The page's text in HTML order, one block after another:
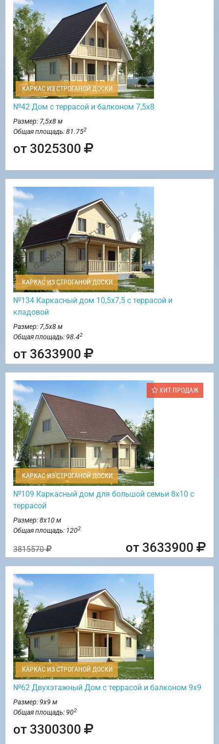
КАРКАС ИЗ СТРОГАНОЙ ДОСКИ
№42 Дом с террасой и балконом 7,5х8
Размер: 7,5х8 м
Общая площадь: 81.752
от 3025300
КАРКАС ИЗ СТРОГАНОЙ ДОСКИ
№134 Каркасный дом 10,5х7,5 с террасой и
кладовой
Размер: 7,5х8 м
Общая площадь: 98.42
от 3633900
ХИТ ПРОДАЖ
КАРКАС ИЗ СТРОГАНОЙ ДОСКИ
№109 Каркасный дом для большой семьи 8х10 с
террасой
Размер: 8х10 м
Общая площадь: 1202
3815570 от 3633900
КАРКАС ИЗ СТРОГАНОЙ ДОСКИ
№62 Двухэтажный Дом с террасой и балконом 9х9
Размер: 9х9 м
Общая площадь: 902
от 3300300